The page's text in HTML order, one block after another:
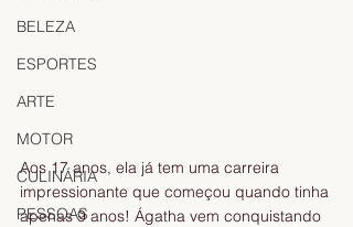
BELEZA
ESPORTES
ARTE
MOTOR
CULINÁRIA
PESSOAS
Aos 17 anos, ela já tem uma carreira
impressionante que começou quando tinha
apenas 9 anos! Ágatha vem conquistando